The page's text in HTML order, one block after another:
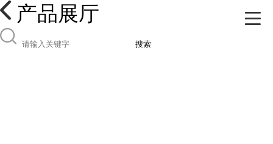
产品展厅
搜索